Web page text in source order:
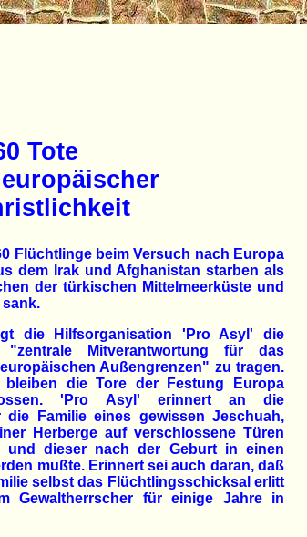
Tote
Flüchtlinge beim Versuch nach Europa
dem Irak und Afghanistan starben als
der türkischen Mittelmeerküste und
die Hilfsorganisation 'Pro Asyl' die
Mitverantwortung für das
Außengrenzen" zu tragen.
die Tore der Festung Europa
'Pro Asyl' erinnert an die
die Familie eines gewissen Jeschuah,
Herberge auf verschlossene Türen
und dieser nach der Geburt in einen
mußte. Erinnert sei auch daran, daß
selbst das Flüchtlingsschicksal erlitt
Gewaltherrscher für einige Jahre in